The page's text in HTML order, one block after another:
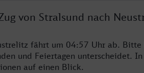
von Stralsund nach
fährt um 04:57 Uhr ab. Bitte
und Feiertagen unterscheidet.
auf einen Blick.